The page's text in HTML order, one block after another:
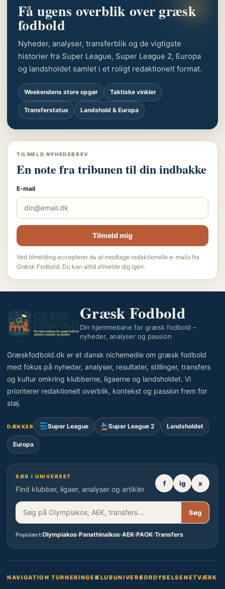
Få ugens overblik over græsk
fodbold
Nyheder, analyser, transferblik og de vigtigste
historier fra Super League, Super League 2, Europa
og landsholdet samlet i et roligt redaktionelt format.
Weekendens store opgør Taktiske vinkler
Transferstatus Landshold & Europa
TILMELD NYHEDSBREV
En note fra tribunen til din indbakke
E-mail
Tilmeld mig
Ved tilmelding accepterer du at modtage redaktionelle e-mails fra
Græsk Fodbold. Du kan altid afmelde dig igen.
Græsk Fodbold
Din hjemmebane for græsk fodbold –
nyheder, analyser og passion
Græskfodbold.dk er et dansk nichemedie om græsk fodbold
med fokus på nyheder, analyser, resultater, stillinger, transfers
og kultur omkring klubberne, ligaerne og landsholdet. Vi
prioriterer redaktionelt overblik, kontekst og passion frem for
støj.
DÆKKER Super League Super League 2 Landsholdet
Europa
SØG I UNIVERSET
Find klubber, ligaer, analyser og artikler
f ig x
Søg
Populært:Olympiakos Panathinaikos AEK PAOK Transfers
NAVIGATION TURNERINGERKLUBUNIVERSFORDYBELSENETVÆRK